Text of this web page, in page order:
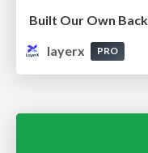
layerx
PRO